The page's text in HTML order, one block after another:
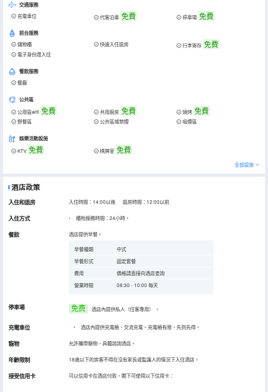
交通服務
充電車位 代客泊車 免費 停車場 免費
前台服務
儲物櫃 快速入住退房 行李寄存 免費
電子身份證入住
餐飲服務
餐廳
公共區
公用區wifi 免費 共用廚房 免費 燒烤 免費
野餐區 公共區域禁煙 吸煙區
娛樂活動設施
KTV 免費 棋牌室 免費
全部設施
酒店政策
入住和退房 入住時間：14:00以後 退房時間：12:00以前
入住方式 櫃枱服務時間：24小時。
餐飲 酒店提供早餐。
早餐種類
中式
早餐形式
固定套餐
費用
價格請直接向酒店查詢
營業時間
08:30 - 10:00 每天
停車場 免费 酒店內提供私人（住客專用） 。
充電車位 • 酒店內提供充電樁，交流充電。充電樁有限，先到先得。
寵物 允許攜帶寵物，具體諮詢酒店。
年齡限制 18歲以下的房客不得在沒有家長或監護人的情況下入住酒店。
接受信用卡 可以信用卡在酒店付款，閣下可使用以下信用卡：